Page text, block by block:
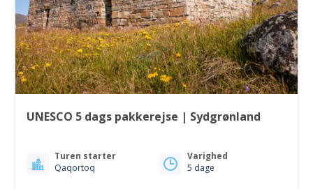
UNESCO 5 dags pakkerejse | Sydgrønland
Turen starter
Qaqortoq
Varighed
5 dage